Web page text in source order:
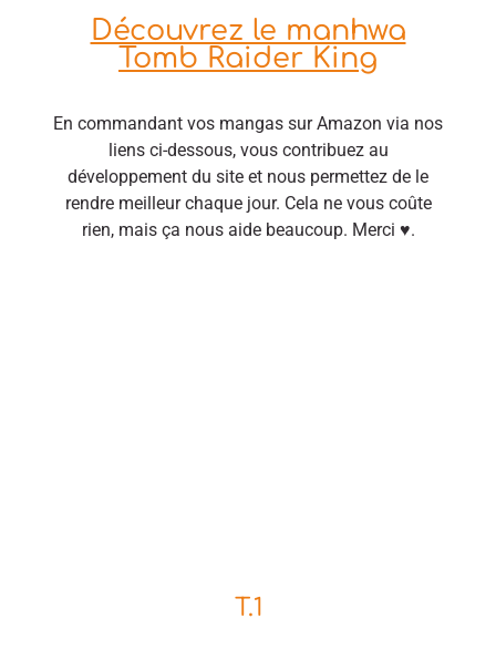
Découvrez le manhwa
Tomb Raider King
En commandant vos mangas sur Amazon via nos
liens ci-dessous, vous contribuez au
développement du site et nous permettez de le
rendre meilleur chaque jour. Cela ne vous coûte
rien, mais ça nous aide beaucoup. Merci ♥.
T.1